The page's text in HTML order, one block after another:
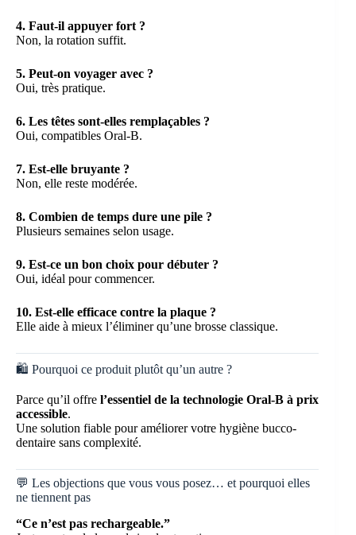
4. Faut-il appuyer fort ?
Non, la rotation suffit.
5. Peut-on voyager avec ?
Oui, très pratique.
6. Les têtes sont-elles remplaçables ?
Oui, compatibles Oral-B.
7. Est-elle bruyante ?
Non, elle reste modérée.
8. Combien de temps dure une pile ?
Plusieurs semaines selon usage.
9. Est-ce un bon choix pour débuter ?
Oui, idéal pour commencer.
10. Est-elle efficace contre la plaque ?
Elle aide à mieux l’éliminer qu’une brosse classique.
🛍️ Pourquoi ce produit plutôt qu’un autre ?
Parce qu’il offre l’essentiel de la technologie Oral-B à prix
accessible.
Une solution fiable pour améliorer votre hygiène bucco-
dentaire sans complexité.
💬 Les objections que vous vous posez… et pourquoi elles
ne tiennent pas
“Ce n’est pas rechargeable.”